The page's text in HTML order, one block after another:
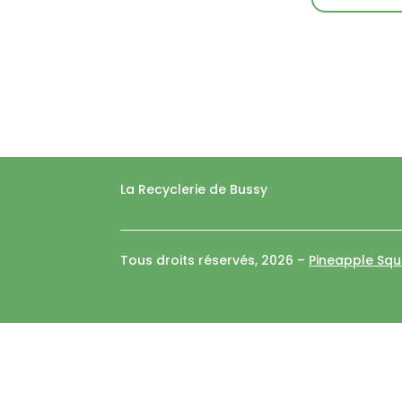
La Recyclerie de Bussy
Tous droits réservés, 2026 – Pineapple